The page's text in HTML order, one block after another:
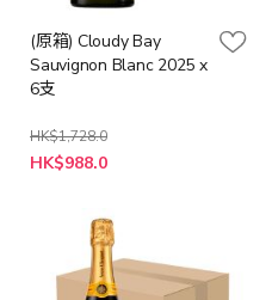
(原箱) Cloudy Bay
Sauvignon Blanc 2025 x
6支
HK$1,728.0
特
殊
HK$988.0